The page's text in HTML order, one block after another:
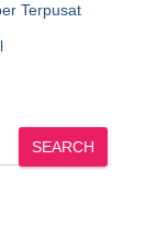
Terpusat
SEARCH